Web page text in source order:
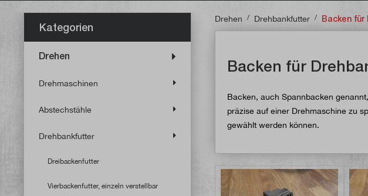
Kategorien
Drehen
Drehmaschinen
Abstechstähle
Drehbankfutter
Dreibackenfutter
Vierbackenfutter, einzeln verstellbar
Drehen / Drehbankfutter / Backen für
Backen für
Backen, auch Spannbacken
präzise auf einer Drehmaschine zu
gewählt werden können.